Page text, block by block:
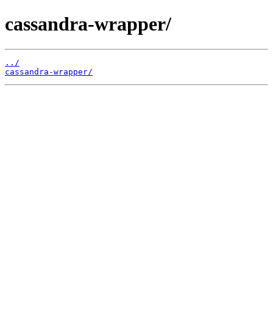
cassandra-wrapper/
../
cassandra-wrapper/